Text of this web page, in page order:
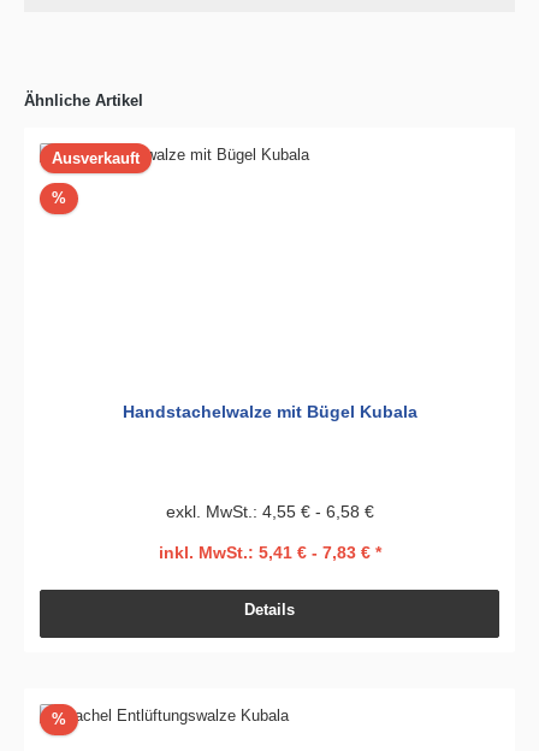
Ähnliche Artikel
Ausverkauft
%Rabatt
Handstachelwalze mit Bügel Kubala
exkl. MwSt.: 4,55 € - 6,58 €
inkl. MwSt.: 5,41 € - 7,83 € *
Details
%Rabatt